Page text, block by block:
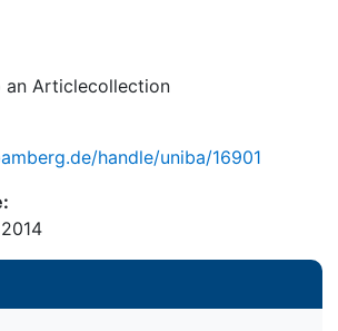
Articlecollection
handle/uniba/16901